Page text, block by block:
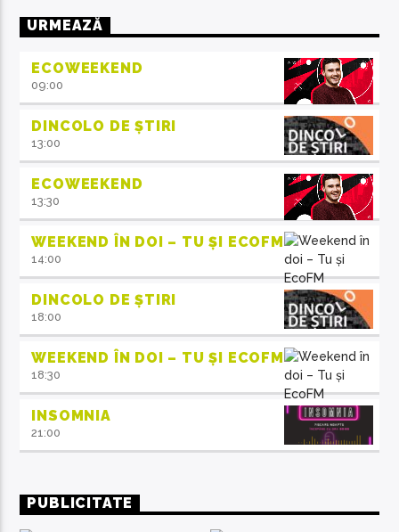
URMEAZĂ
ECOWEEKEND
09:00
DINCOLO DE ȘTIRI
13:00
ECOWEEKEND
13:30
WEEKEND ÎN DOI – TU ȘI ECOFM
14:00
DINCOLO DE ȘTIRI
18:00
WEEKEND ÎN DOI – TU ȘI ECOFM
18:30
INSOMNIA
21:00
PUBLICITATE